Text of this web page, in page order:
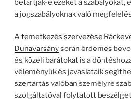
betartják-e ezeket a szabályokat,
a jogszabályoknak való
Atemetkezés szervezése
Dunavarsánysorán érdemes
és közeli barátokat is a
véleményük és javaslataik
szertartás valóban személyre
szolgáltatóval folytatott